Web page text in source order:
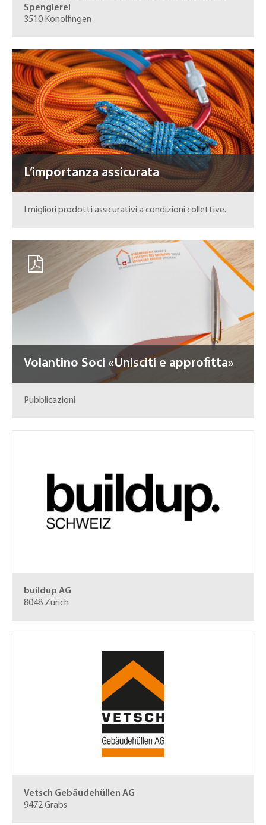
Spenglerei
3510 Konolfingen
L’importanza assicurata
I migliori prodotti assicurativi a condizioni collettive.
Volantino Soci «Unisciti e approfitta»
Pubblicazioni
buildup AG
8048 Zürich
Vetsch Gebäudehüllen AG
9472 Grabs